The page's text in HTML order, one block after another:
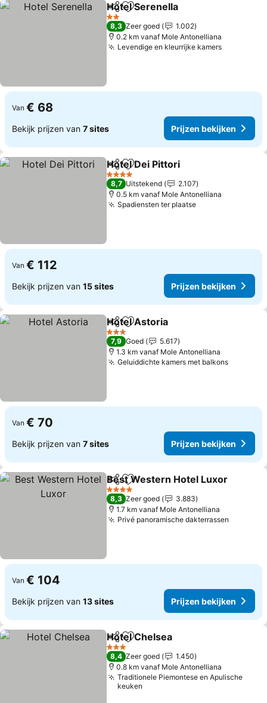
DelenToevoegen aan favorieten
Hotel Serenella
2 Sterren
8,3 Zeer goed
1.002
0.2 km vanaf Mole Antonelliana
Levendige en kleurrijke kamersPrijzen
Van € 68
Bekijk prijzen van 7 sites Prijzen bekijken
DelenToevoegen aan favorieten
Hotel Dei Pittori
4 Sterren
8,7 Uitstekend
2.107
0.5 km vanaf Mole Antonelliana
Spadiensten ter plaatsePrijzen bekijken
Van € 112
Bekijk prijzen van 15 sites Prijzen bekijken
DelenToevoegen aan favorieten
Hotel Astoria
3 Sterren
7,9 Goed
5.617
1.3 km vanaf Mole Antonelliana
Geluiddichte kamers met balkonsPrijzen
Van € 70
Bekijk prijzen van 7 sites Prijzen bekijken
DelenToevoegen aan favorieten
Best Western Hotel Luxor
4 Sterren
8,3 Zeer goed
3.883
1.7 km vanaf Mole Antonelliana
Privé panoramische dakterrassen
Van € 104
Bekijk prijzen van 13 sites Prijzen bekijken
DelenToevoegen aan favorieten
Hotel Chelsea
3 Sterren
8,4 Zeer goed
1.450
0.8 km vanaf Mole Antonelliana
Traditionele Piemontese en Apulische
keuken